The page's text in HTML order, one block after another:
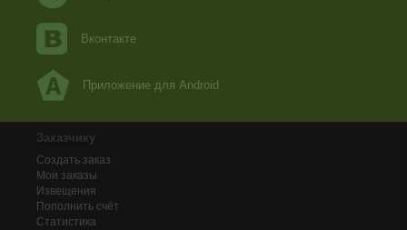
Вконтакте
Приложение для Android
Заказчику
Создать заказ
Мои заказы
Извещения
Пополнить счёт
Статистика